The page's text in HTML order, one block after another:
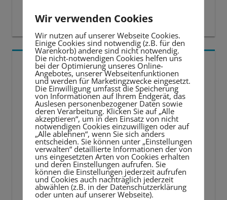
5 BESTE LERNTIPPS
Video-
Player
Wir verwenden Cookies
Wir nutzen auf unserer Webseite Cookies.
Einige Cookies sind notwendig (z.B. für den
Warenkorb) andere sind nicht notwendig.
Die nicht-notwendigen Cookies helfen uns
bei der Optimierung unseres Online-
Angebotes, unserer Webseitenfunktionen
und werden für Marketingzwecke eingesetzt.
Die Einwilligung umfasst die Speicherung
von Informationen auf Ihrem Endgerät, das
Auslesen personenbezogener Daten sowie
deren Verarbeitung. Klicken Sie auf „Alle
akzeptieren“, um in den Einsatz von nicht
notwendigen Cookies einzuwilligen oder auf
„Alle ablehnen“, wenn Sie sich anders
entscheiden. Sie können unter „Einstellungen
verwalten“ detaillierte Informationen der von
uns eingesetzten Arten von Cookies erhalten
und deren Einstellungen aufrufen. Sie
können die Einstellungen jederzeit aufrufen
und Cookies auch nachträglich jederzeit
abwählen (z.B. in der Datenschutzerklärung
oder unten auf unserer Webseite).